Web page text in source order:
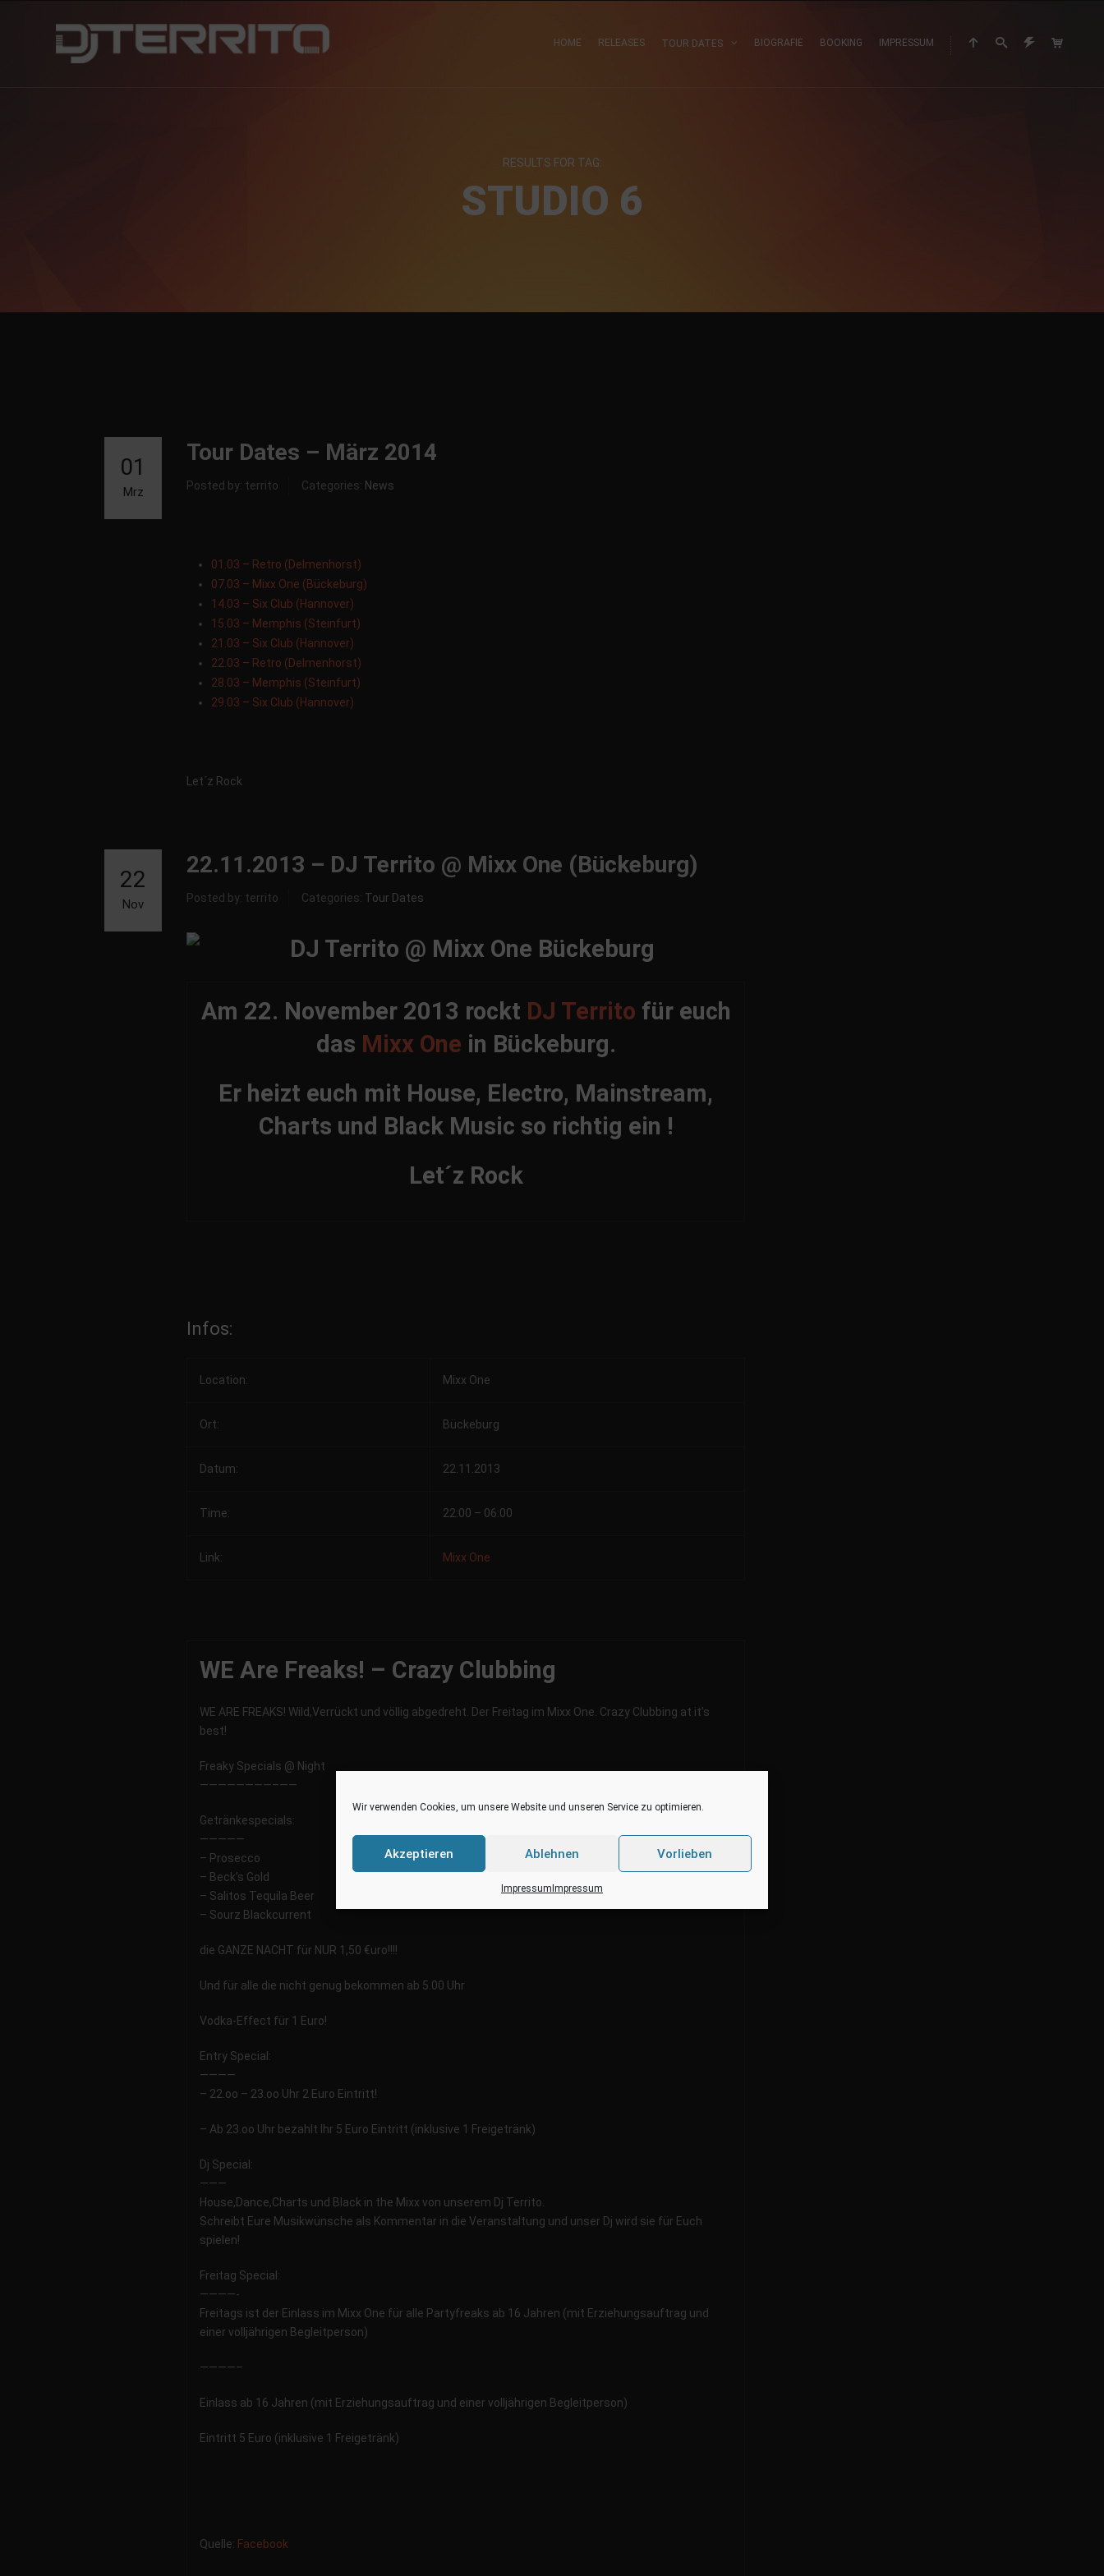
Wir verwenden Cookies, um unsere Website und unseren Service zu optimieren.
Akzeptieren Ablehnen Vorlieben
Impressum Impressum
HOME RELEASES TOUR DATES BIOGRAFIE BOOKING IMPRESSUM
RESULTS FOR TAG:
STUDIO 6
Tour Dates – März 2014
Posted by: territo Categories: News
01
Mrz
01.03 – Retro (Delmenhorst)
07.03 – Mixx One (Bückeburg)
14.03 – Six Club (Hannover)
15.03 – Memphis (Steinfurt)
21.03 – Six Club (Hannover)
22.03 – Retro (Delmenhorst)
28.03 – Memphis (Steinfurt)
29.03 – Six Club (Hannover)
Let´z Rock
22.11.2013 – DJ Territo @ Mixx One (Bückeburg)
Posted by: territo Categories: Tour Dates
22
Nov
Am 22. November 2013 rockt DJ Territo für euch
das Mixx One in Bückeburg.
Er heizt euch mit House, Electro, Mainstream,
Charts und Black Music so richtig ein !
Let´z Rock
Infos:
Location: Mixx One
Ort: Bückeburg
Datum: 22.11.2013
Time: 22:00 – 06:00
Link: Mixx One
WE Are Freaks! – Crazy Clubbing
WE ARE FREAKS! Wild,Verrückt und völlig abgedreht. Der Freitag im Mixx One. Crazy Clubbing at it’s
best!
Freaky Specials @ Night
————————–——
Getränkespecials:
—————
– Prosecco
– Beck’s Gold
– Salitos Tequila Beer
– Sourz Blackcurrent
die GANZE NACHT für NUR 1,50 €uro!!!!
Und für alle die nicht genug bekommen ab 5.00 Uhr
Vodka-Effect für 1 Euro!
Entry Special:
————
– 22.oo – 23.oo Uhr 2 Euro Eintritt!
– Ab 23.oo Uhr bezahlt Ihr 5 Euro Eintritt (inklusive 1 Freigetränk)
Dj Special:
———
House,Dance,Charts und Black in the Mixx von unserem Dj Territo.
Schreibt Eure Musikwünsche als Kommentar in die Veranstaltung und unser Dj wird sie für Euch
spielen!
Freitag Special:
————-
Freitags ist der Einlass im Mixx One für alle Partyfreaks ab 16 Jahren (mit Erziehungsauftrag und
einer volljährigen Begleitperson)
————–
Einlass ab 16 Jahren (mit Erziehungsauftrag und einer volljährigen Begleitperson)
Eintritt 5 Euro (inklusive 1 Freigetränk)
Quelle: Facebook